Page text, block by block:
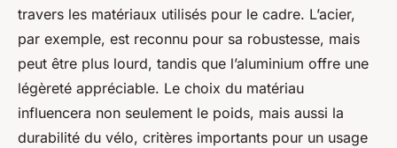
travers les matériaux utilisés pour le cadre. L’acier,
par exemple, est reconnu pour sa robustesse, mais
peut être plus lourd, tandis que l’aluminium offre une
légèreté appréciable. Le choix du matériau
influencera non seulement le poids, mais aussi la
durabilité du vélo, critères importants pour un usage